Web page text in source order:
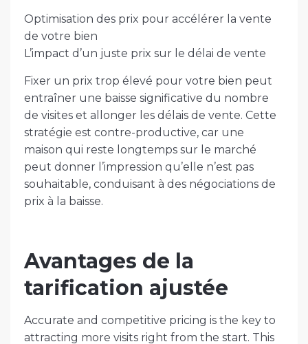
Optimisation des prix pour accélérer la vente
de votre bien
L’impact d’un juste prix sur le délai de vente
Fixer un prix trop élevé pour votre bien peut
entraîner une baisse significative du nombre
de visites et allonger les délais de vente. Cette
stratégie est contre-productive, car une
maison qui reste longtemps sur le marché
peut donner l’impression qu’elle n’est pas
souhaitable, conduisant à des négociations de
prix à la baisse.
Avantages de la
tarification ajustée
Accurate and competitive pricing is the key to
attracting more visits right from the start. This